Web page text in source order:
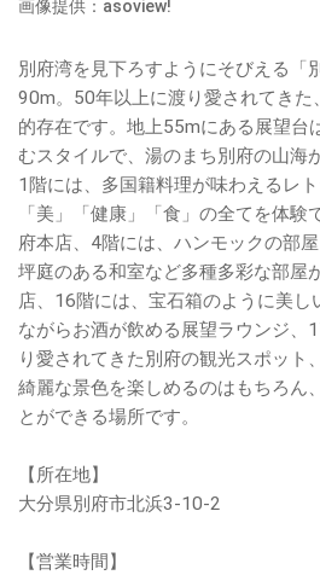
画像提供：asoview!
別府湾を見下ろすようにそびえる「
90m。50年以上に渡り愛されてきた
的存在です。地上55mにある展望台
むスタイルで、湯のまち別府の山海
1階には、多国籍料理が味わえるレ
「美」「健康」「食」の全てを体験
府本店、4階には、ハンモックの部
坪庭のある和室など多種多彩な部屋
店、16階には、宝石箱のように美し
ながらお酒が飲める展望ラウンジ、
り愛されてきた別府の観光スポット
綺麗な景色を楽しめるのはもちろん
とができる場所です。
【所在地】
大分県別府市北浜3-10-2
【営業時間】